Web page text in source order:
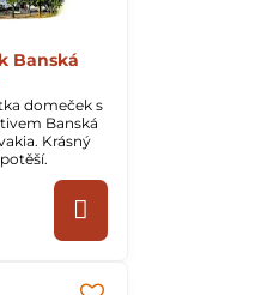
Banská
domeček s
Banská
Krásný